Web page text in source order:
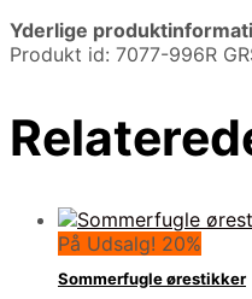
Yderlige
Produkt id: 7077-996R
På Udsalg! 20%
Sommerfugle ørestikker